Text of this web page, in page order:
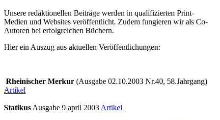
Unsere redaktionellen Beiträge werden in qualifizierten Print-
Medien und Websites veröffentlicht. Zudem fungieren wir als Co-
Autoren bei erfolgreichen Büchern.
Hier ein Auszug aus aktuellen Veröffentlichungen:
Rheinischer Merkur (Ausgabe 02.10.2003 Nr.40, 58.Jahrgang)
Artikel
Statikus Ausgabe 9 april 2003 Artikel